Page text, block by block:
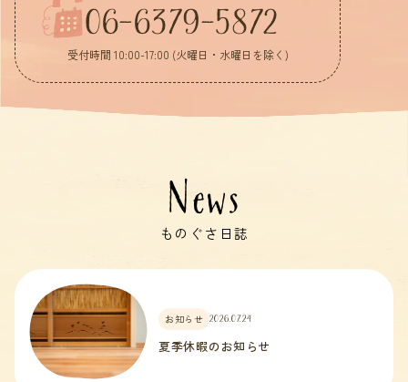
06-6379-5872
受付時間 10:00-17:00 (火曜日・水曜日を除く)
News
ものぐさ日誌
お知らせ 2026.07.24
夏季休暇のお知らせ